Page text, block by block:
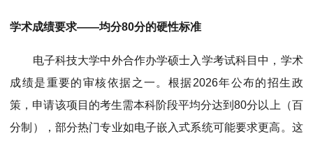
院校库 考试报名 招生政策 学制学费
考试真题
报考经验 招生简章
学术成绩要求——均分80分的硬性标准
电子科技大学中外合作办学硕士入学考试科目中，学术
成绩是重要的审核依据之一。根据2026年公布的招生政
策，申请该项目的考生需本科阶段平均分达到80分以上（百
分制），部分热门专业如电子嵌入式系统可能要求更高。这